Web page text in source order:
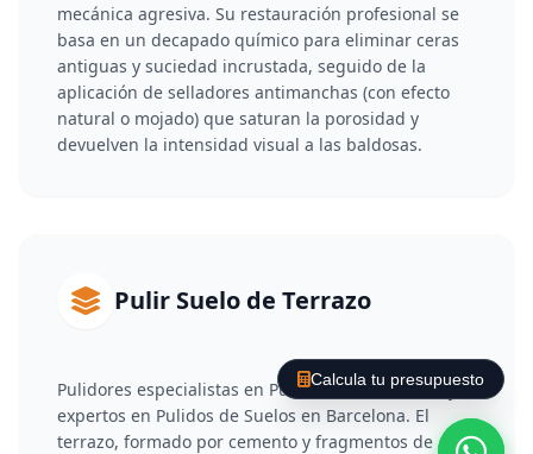
mecánica agresiva. Su restauración profesional se
basa en un decapado químico para eliminar ceras
antiguas y suciedad incrustada, seguido de la
aplicación de selladores antimanchas (con efecto
natural o mojado) que saturan la porosidad y
devuelven la intensidad visual a las baldosas.
Pulir Suelo de Terrazo
Pulidores especialistas en Pulir Suelo de Terrazo y
expertos en Pulidos de Suelos en Barcelona. El
terrazo, formado por cemento y fragmentos de
Calcula tu presupuesto